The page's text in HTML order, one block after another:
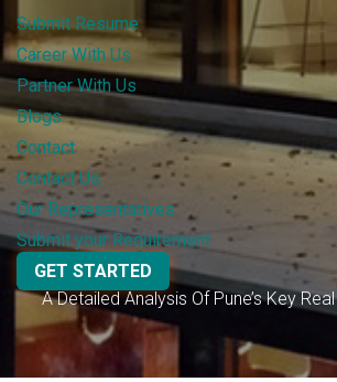
Submit Resume
Career With Us
Partner With Us
Blogs
Contact
Contact Us
Our Representatives
Submit your Requirement
GET STARTED
A Detailed Analysis Of Pune’s Key